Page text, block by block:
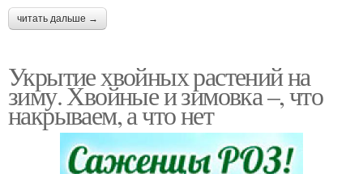
читать дальше →
Укрытие хвойных растений на
зиму. Хвойные и зимовка –, что
накрываем, а что нет